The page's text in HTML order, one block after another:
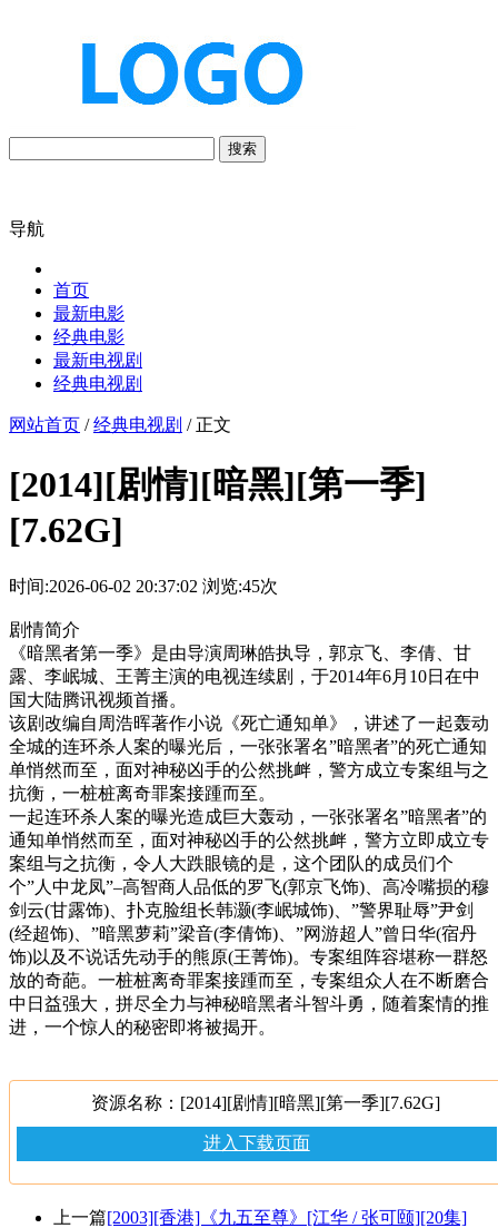
搜索
导航
首页
最新电影
经典电影
最新电视剧
经典电视剧
网站首页 /经典电视剧 / 正文
[2014][剧情][暗黑][第一季]
[7.62G]
时间:2026-06-02 20:37:02 浏览:45次
剧情简介
《暗黑者第一季》是由导演周琳皓执导，郭京飞、李倩、甘
露、李岷城、王菁主演的电视连续剧，于2014年6月10日在中
国大陆腾讯视频首播。
该剧改编自周浩晖著作小说《死亡通知单》，讲述了一起轰动
全城的连环杀人案的曝光后，一张张署名”暗黑者”的死亡通知
单悄然而至，面对神秘凶手的公然挑衅，警方成立专案组与之
抗衡，一桩桩离奇罪案接踵而至。
一起连环杀人案的曝光造成巨大轰动，一张张署名”暗黑者”的
通知单悄然而至，面对神秘凶手的公然挑衅，警方立即成立专
案组与之抗衡，令人大跌眼镜的是，这个团队的成员们个
个”人中龙凤”–高智商人品低的罗飞(郭京飞饰)、高冷嘴损的穆
剑云(甘露饰)、扑克脸组长韩灏(李岷城饰)、”警界耻辱”尹剑
(经超饰)、”暗黑萝莉”梁音(李倩饰)、”网游超人”曾日华(宿丹
饰)以及不说话先动手的熊原(王菁饰)。专案组阵容堪称一群怒
放的奇葩。一桩桩离奇罪案接踵而至，专案组众人在不断磨合
中日益强大，拼尽全力与神秘暗黑者斗智斗勇，随着案情的推
进，一个惊人的秘密即将被揭开。
资源名称：[2014][剧情][暗黑][第一季][7.62G]
进入下载页面
上一篇[2003][香港]《九五至尊》[江华 / 张可颐][20集]